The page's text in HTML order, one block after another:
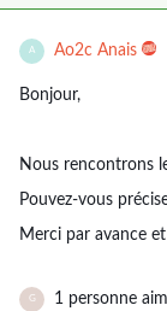
A Ao2c Anais
Bonjour,
Nous rencontrons
Pouvez-vous
Merci par avance
G 1 personne